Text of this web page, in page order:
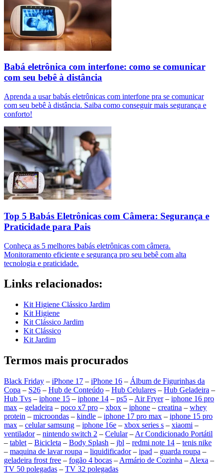
Babá eletrônica com interfone: como se comunicar
com seu bebê à distância
Aprenda a usar babás eletrônicas com interfone pra se comunicar
com seu bebê à distância. Saiba como conseguir mais segurança e
conforto!
Top 5 Babás Eletrônicas com Câmera: Segurança e
Praticidade para Pais
Conheça as 5 melhores babás eletrônicas com câmera.
Monitoramento eficiente e segurança pro seu bebê com alta
tecnologia e praticidade.
Links relacionados:
Kit Higiene Clássico Jardim
Kit Higiene
Kit Clássico Jardim
Kit Clássico
Kit Jardim
Termos mais procurados
Black Friday – iPhone 17 – iPhone 16 – Álbum de Figurinhas da
Copa – S26 – Hub de Conteúdo – Hub Celulares – Hub Geladeira –
Hub Tvs – iphone 15 – iphone 14 – ps5 – Air Fryer– iphone 16 pro
max – geladeira – poco x7 pro – xbox – iphone – creatina – whey
protein – microondas – kindle – iphone 17 pro max – iphone 15 pro
max – celular samsung – iphone 16e – xbox series s – xiaomi –
ventilador– nintendo switch 2 – Celular– Ar Condicionado Portátil
– tablet – Bicicleta – Body Splash – jbl – redmi note 14 – tenis nike
– maquina de lavar roupa – liquidificador– ipad – guarda roupa –
geladeira frost free – fogão 4 bocas – Armário de Cozinha – Alexa –
TV 50 polegadas – TV 32 polegadas